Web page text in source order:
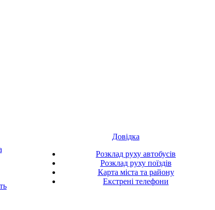
Довідка
Розклад руху автобусів
Розклад руху поїздів
Карта міста та району
Екстрені телефони